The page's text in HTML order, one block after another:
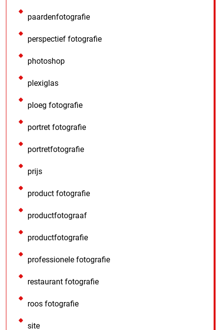
paardenfotografie
perspectief fotografie
photoshop
plexiglas
ploeg fotografie
portret fotografie
portretfotografie
prijs
product fotografie
productfotograaf
productfotografie
professionele fotografie
restaurant fotografie
roos fotografie
site